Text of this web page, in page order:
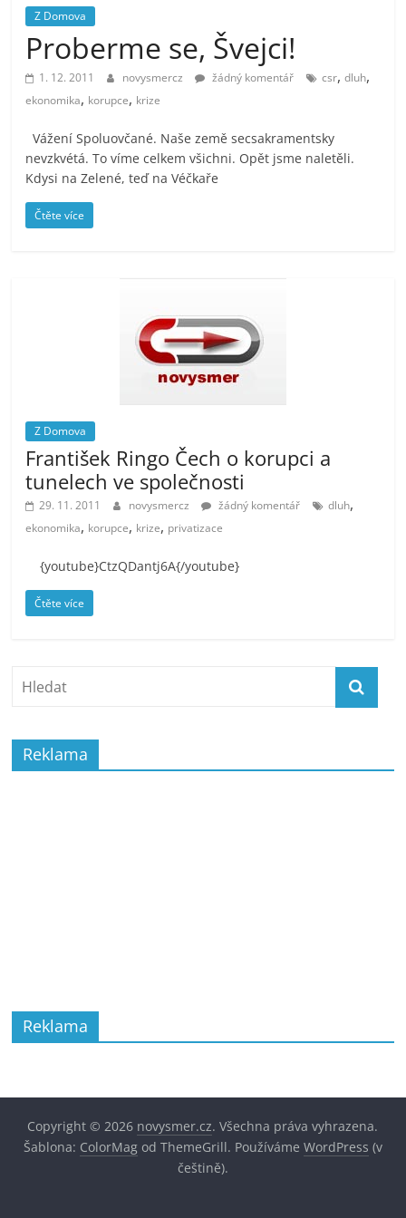
prospívá?
Z Domova
Proberme se, Švejci!
1. 12. 2011 novysmercz žádný komentář csr,dluh,
ekonomika, korupce, krize
Vážení Spoluovčané. Naše země secsakramentsky
nevzkvétá. To víme celkem všichni. Opět jsme naletěli.
Kdysi na Zelené, teď na Véčkaře
Čtěte více
Z Domova
František Ringo Čech o korupci a
tunelech ve společnosti
29. 11. 2011 novysmercz žádný komentář dluh,
ekonomika, korupce, krize, privatizace
{youtube}CtzQDantj6A{/youtube}
Čtěte více
Reklama
Reklama
Copyright © 2026 novysmer.cz. Všechna práva vyhrazena.
Šablona: ColorMagod ThemeGrill. Používáme WordPress (v
češtině).